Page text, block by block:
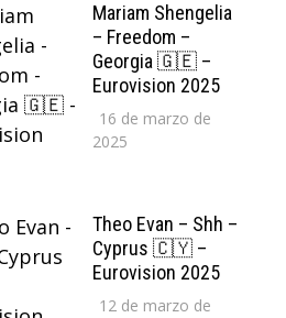
Mariam Shengelia
– Freedom –
Georgia 🇬🇪 –
Eurovision 2025
16 de marzo de
2025
Theo Evan – Shh –
Cyprus 🇨🇾 –
Eurovision 2025
12 de marzo de